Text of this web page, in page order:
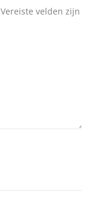
Vereiste velden zijn